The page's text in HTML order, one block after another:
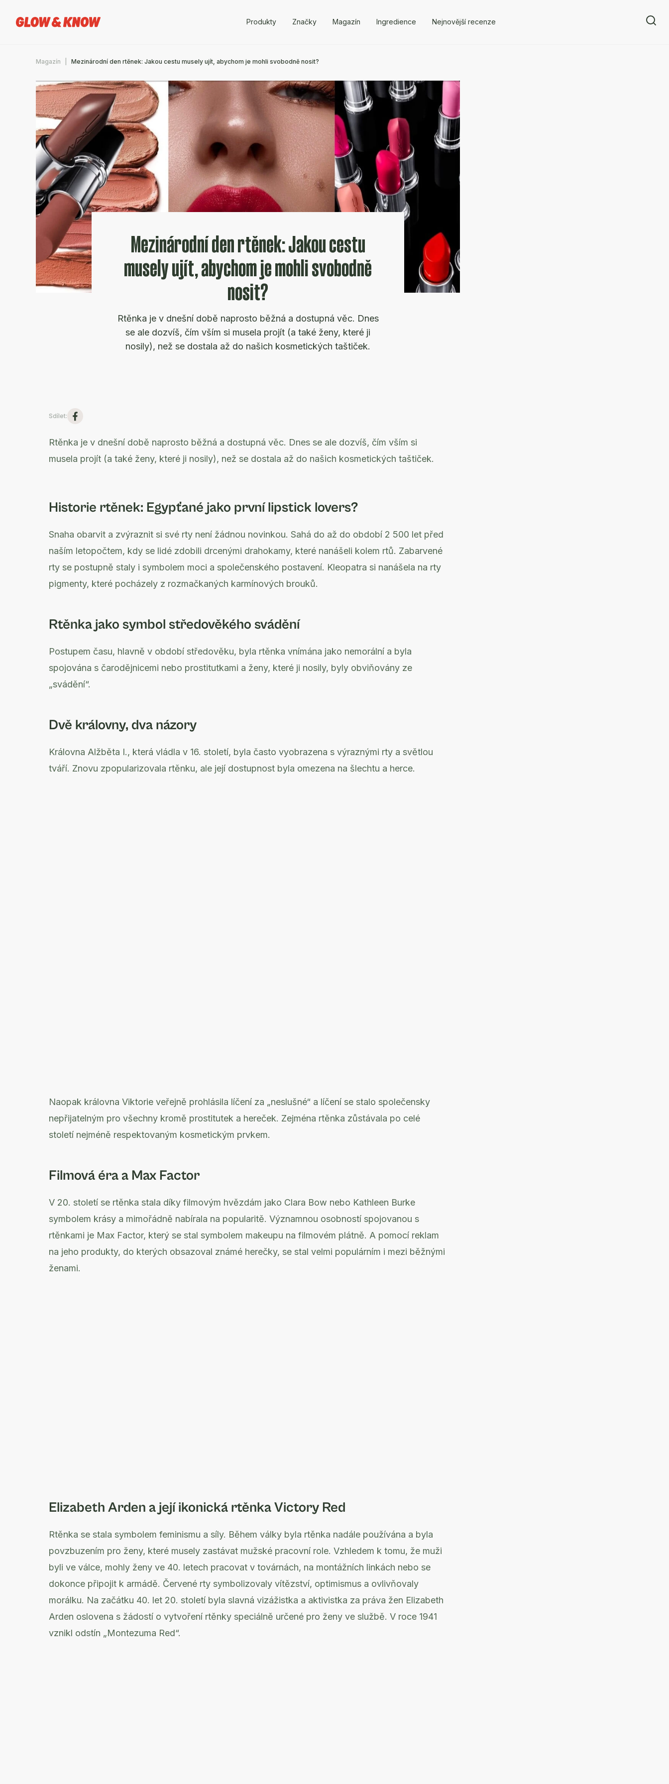
Produkty Značky Magazín Ingredience Nejnovější recenze
Magazín Mezinárodní den rtěnek: Jakou cestu musely ujít, abychom je mohli svobodně nosit?
Mezinárodní den rtěnek: Jakou cestu
musely ujít, abychom je mohli svobodně
nosit?
Rtěnka je v dnešní době naprosto běžná a dostupná věc. Dnes
se ale dozvíš, čím vším si musela projít (a také ženy, které ji
nosily), než se dostala až do našich kosmetických taštiček.
Sdílet:
Rtěnka je v dnešní době naprosto běžná a dostupná věc. Dnes se ale dozvíš, čím vším si
musela projít (a také ženy, které ji nosily), než se dostala až do našich kosmetických taštiček.
Historie rtěnek: Egypťané jako první lipstick lovers?
Snaha obarvit a zvýraznit si své rty není žádnou novinkou. Sahá do až do období 2 500 let před
naším letopočtem, kdy se lidé zdobili drcenými drahokamy, které nanášeli kolem rtů. Zabarvené
rty se postupně staly i symbolem moci a společenského postavení. Kleopatra si nanášela na rty
pigmenty, které pocházely z rozmačkaných karmínových brouků.
Rtěnka jako symbol středověkého svádění
Postupem času, hlavně v období středověku, byla rtěnka vnímána jako nemorální a byla
spojována s čarodějnicemi nebo prostitutkami a ženy, které ji nosily, byly obviňovány ze
„svádění“.
Dvě královny, dva názory
Královna Alžběta I., která vládla v 16. století, byla často vyobrazena s výraznými rty a světlou
tváří. Znovu zpopularizovala rtěnku, ale její dostupnost byla omezena na šlechtu a herce.
Naopak královna Viktorie veřejně prohlásila líčení za „neslušné“ a líčení se stalo společensky
nepřijatelným pro všechny kromě prostitutek a hereček. Zejména rtěnka zůstávala po celé
století nejméně respektovaným kosmetickým prvkem.
Filmová éra a Max Factor
V 20. století se rtěnka stala díky filmovým hvězdám jako Clara Bow nebo Kathleen Burke
symbolem krásy a mimořádně nabírala na popularitě. Významnou osobností spojovanou s
rtěnkami je Max Factor, který se stal symbolem makeupu na filmovém plátně. A pomocí reklam
na jeho produkty, do kterých obsazoval známé herečky, se stal velmi populárním i mezi běžnými
ženami.
Elizabeth Arden a její ikonická rtěnka Victory Red
Rtěnka se stala symbolem feminismu a síly. Během války byla rtěnka nadále používána a byla
povzbuzením pro ženy, které musely zastávat mužské pracovní role. Vzhledem k tomu, že muži
byli ve válce, mohly ženy ve 40. letech pracovat v továrnách, na montážních linkách nebo se
dokonce připojit k armádě. Červené rty symbolizovaly vítězství, optimismus a ovlivňovaly
morálku. Na začátku 40. let 20. století byla slavná vizážistka a aktivistka za práva žen Elizabeth
Arden oslovena s žádostí o vytvoření rtěnky speciálně určené pro ženy ve službě. V roce 1941
vznikl odstín „Montezuma Red“.